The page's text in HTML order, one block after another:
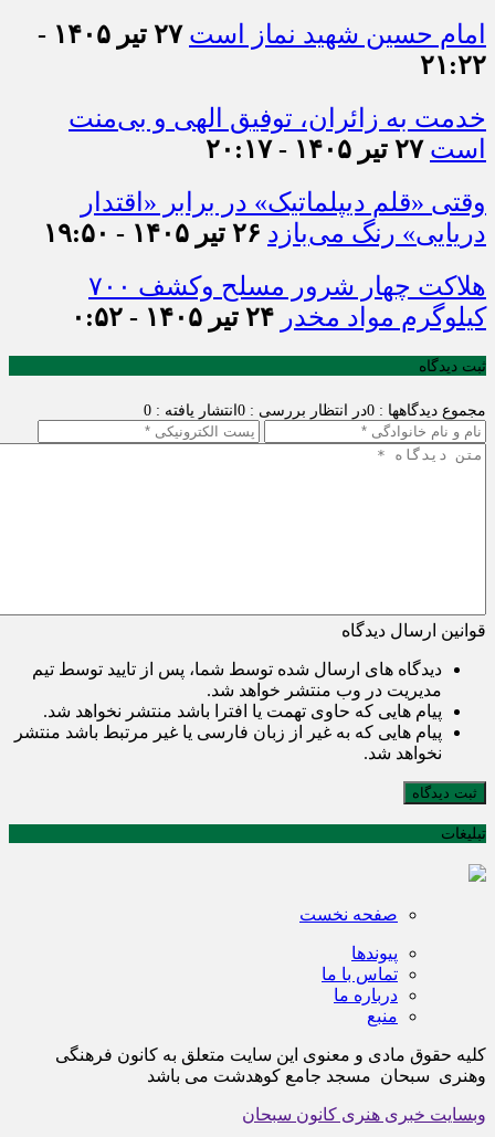
امام حسین شهید نماز است
۲۷ تیر ۱۴۰۵ -
۲۱:۲۲
خدمت به زائران، توفیق الهی و بی‌منت
است ۲۷ تیر ۱۴۰۵ - ۲۰:۱۷
وقتی «قلم دیپلماتیک» در برابر «اقتدار
دریایی» رنگ می‌بازد ۲۶ تیر ۱۴۰۵ - ۱۹:۵۰
هلاکت چهار شرور مسلح وکشف ۷۰۰
کیلوگرم مواد مخدر ۲۴ تیر ۱۴۰۵ - ۰:۵۲
ثبت دیدگاه
مجموع دیدگاهها : 0 در انتظار بررسی : 0 انتشار یافته : 0
قوانین ارسال دیدگاه
دیدگاه های ارسال شده توسط شما، پس از تایید توسط تیم
مدیریت در وب منتشر خواهد شد.
پیام هایی که حاوی تهمت یا افترا باشد منتشر نخواهد شد.
پیام هایی که به غیر از زبان فارسی یا غیر مرتبط باشد منتشر
نخواهد شد.
ثبت دیدگاه
تبلیغات
صفحه نخست
پیوندها
تماس با ما
درباره ما
منبع
کلیه حقوق مادی و معنوی این سایت متعلق به کانون فرهنگی
وهنری سبحان مسجد جامع کوهدشت می باشد
وبسایت خبری هنری کانون سبحان